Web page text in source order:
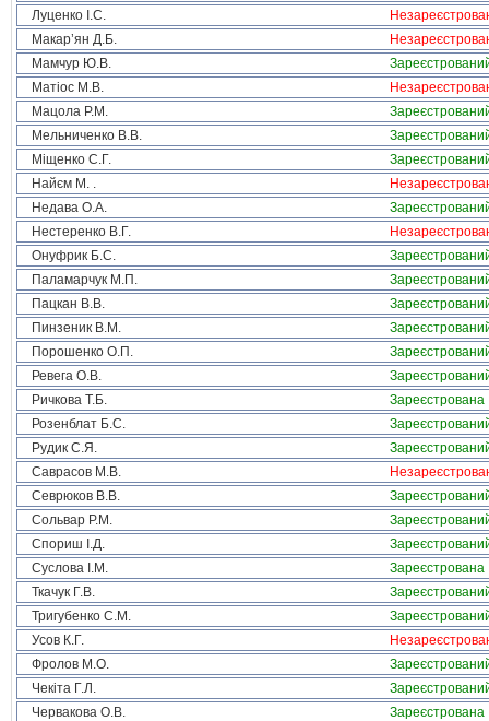
Луценко І.С.
Макар’ян Д.Б.
Мамчур Ю.В.
Матіос М.В.
Мацола Р.М.
Мельниченко В.В.
Міщенко С.Г.
Найєм М. .
Недава О.А.
Нестеренко В.Г.
Онуфрик Б.С.
Паламарчук М.П.
Пацкан В.В.
Пинзеник В.М.
Порошенко О.П.
Ревега О.В.
Ричкова Т.Б.
Зареєстрована
Розенблат Б.С.
Рудик С.Я.
Саврасов М.В.
Севрюков В.В.
Сольвар Р.М.
Спориш І.Д.
Суслова І.М.
Зареєстрована
Ткачук Г.В.
Тригубенко С.М.
Усов К.Г.
Фролов М.О.
Чекіта Г.Л.
Червакова О.В.
Зареєстрована